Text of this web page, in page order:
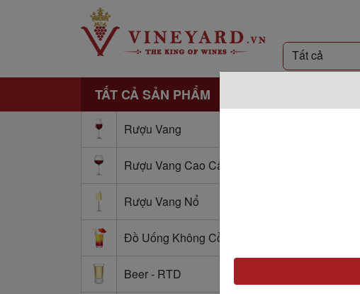
TẤT CẢ SẢN PHẨM
Rượu Vang
Rượu Vang Cao Cấp
Rượu Vang Nổ
Đồ Uống Không Cồn
Beer - RTD